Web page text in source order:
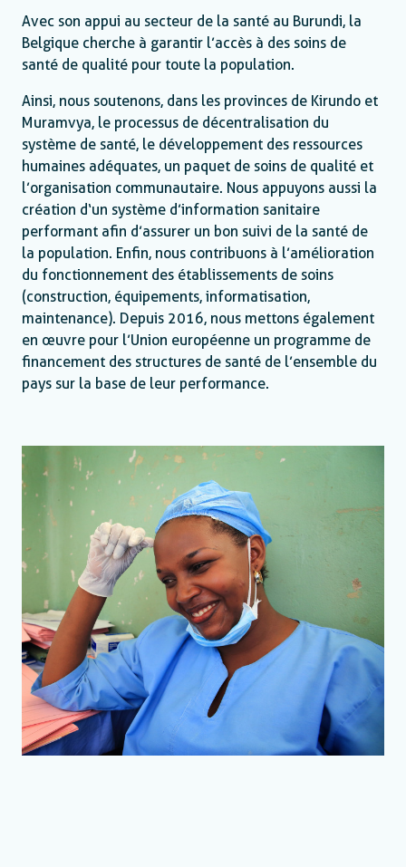
Avec son appui au secteur de la santé au Burundi, la
Belgique cherche à garantir l’accès à des soins de
santé de qualité pour toute la population.
Ainsi, nous soutenons, dans les provinces de Kirundo et
Muramvya, le processus de décentralisation du
système de santé, le développement des ressources
humaines adéquates, un paquet de soins de qualité et
l’organisation communautaire. Nous appuyons aussi la
création d‘un système d’information sanitaire
performant afin d’assurer un bon suivi de la santé de
la population. Enfin, nous contribuons à l’amélioration
du fonctionnement des établissements de soins
(construction, équipements, informatisation,
maintenance). Depuis 2016, nous mettons également
en œuvre pour l’Union européenne un programme de
financement des structures de santé de l’ensemble du
pays sur la base de leur performance.